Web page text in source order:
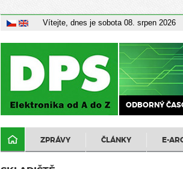
Vítejte, dnes je sobota 08. srpen 2026
ODBORNÝ
ZPRÁVY ČLÁNKY E-